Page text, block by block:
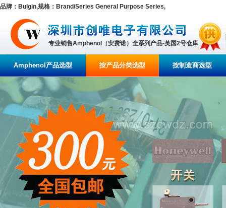
品牌：Bulgin,规格：Brand/Series General Purpose Series,
专业销售Amphenol（安费诺）全系列产品-英国2号仓库
Amphenol产品选型 按产品分类选型 按制造商选型